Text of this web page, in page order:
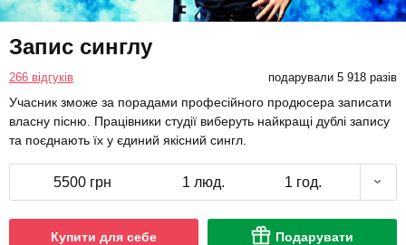
Запис синглу
266 відгуків подарували 5 918 разів
Учасник зможе за порадами професійного продюсера записати
власну пісню. Працівники студії виберуть найкращі дублі запису
та поєднають їх у єдиний якісний сингл.
5500 грн 1 люд. 1 год.
Купити для себе Подарувати